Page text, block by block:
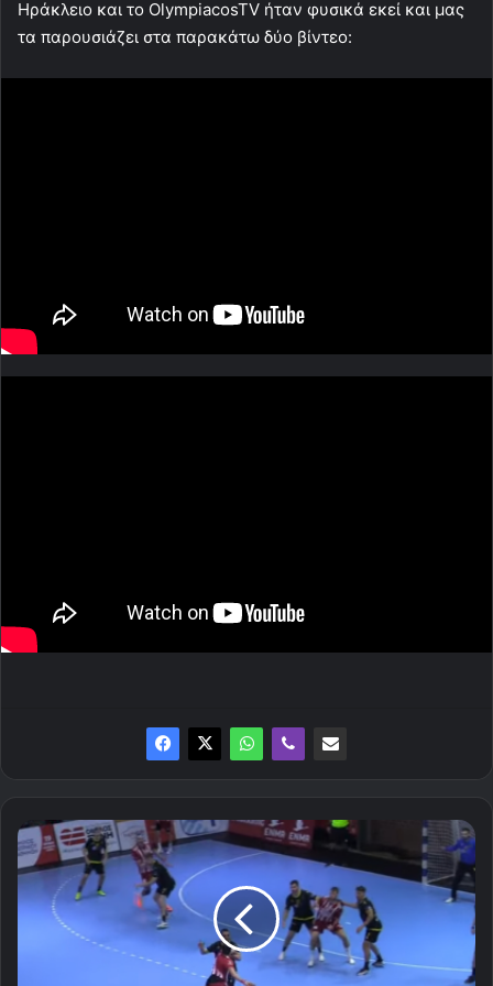
Ηράκλειο και το OlympiacosTV ήταν φυσικά εκεί και μας
τα παρουσιάζει στα παρακάτω δύο βίντεο:
Σήμερα
ο
5ος
τελικός,
Ολυμπιακός